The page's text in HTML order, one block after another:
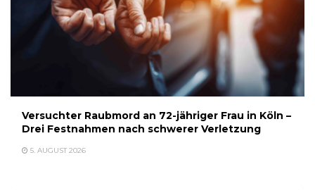
Versuchter Raubmord an 72-jähriger Frau in Köln –
Drei Festnahmen nach schwerer Verletzung
5. AUGUST 2026